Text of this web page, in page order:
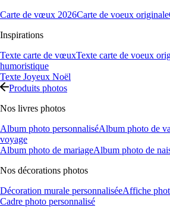
Carte de vœux 2026Carte de voeux originale
Inspirations
Texte carte de vœuxTexte carte de voeux
humoristique
Texte Joyeux Noël
Produits photos
Nos livres photos
Album photo personnaliséAlbum photo de
voyage
Album photo de mariageAlbum photo de
Nos décorations photos
Décoration murale personnaliséeAffiche
Cadre photo personnalisé